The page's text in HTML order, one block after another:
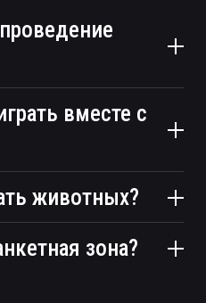
вместе с
животных?
зона?